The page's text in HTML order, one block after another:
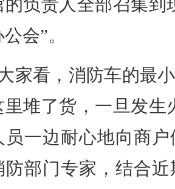
的负责人全部召集到
会”。
家看，消防车的最
里堆了货，一旦发生
员一边耐心地向商
防部门专家，结合